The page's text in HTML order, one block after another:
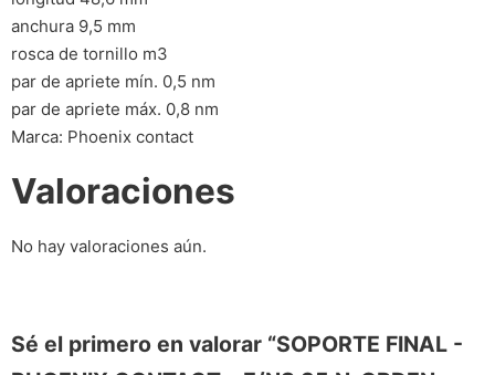
anchura 9,5 mm
rosca de tornillo m3
par de apriete mín. 0,5 nm
par de apriete máx. 0,8 nm
Marca: Phoenix contact
Valoraciones
No hay valoraciones aún.
Sé el primero en valorar “SOPORTE FINAL -